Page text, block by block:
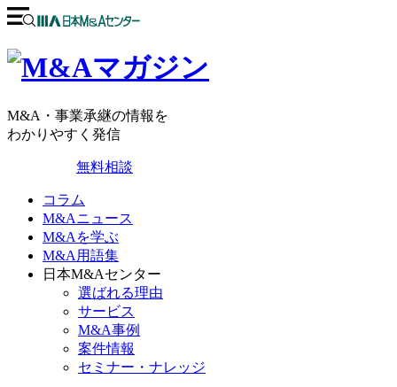
M&A・事業承継の情報を
わかりやすく発信
無料相談
コラム
M&Aニュース
M&Aを学ぶ
M&A用語集
日本M&Aセンター
選ばれる理由
サービス
M&A事例
案件情報
セミナー・ナレッジ